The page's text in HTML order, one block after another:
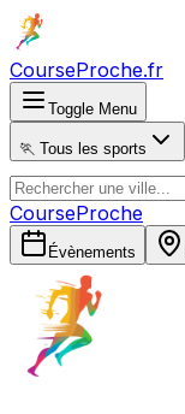
CourseProche.fr
Toggle Menu
🏃 Tous les sports
CourseProche
Évènements